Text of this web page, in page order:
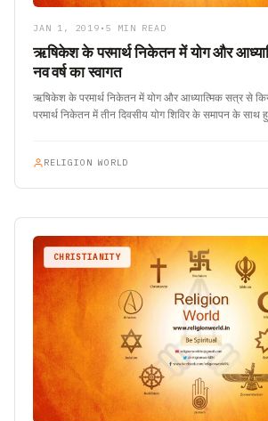
JAN 1, 2019 • 5 MIN READ
ऋषिकेश के परमार्थ निकेतन में योग और
नव वर्ष का स्वागत
ऋषिकेश के परमार्थ निकेतन में योग और आध्यात्मिक सत्र से
परमार्थ निकेतन में तीन दिवसीय योग शिविर के समापन के
RELIGION WORLD
CHRISTIANITY